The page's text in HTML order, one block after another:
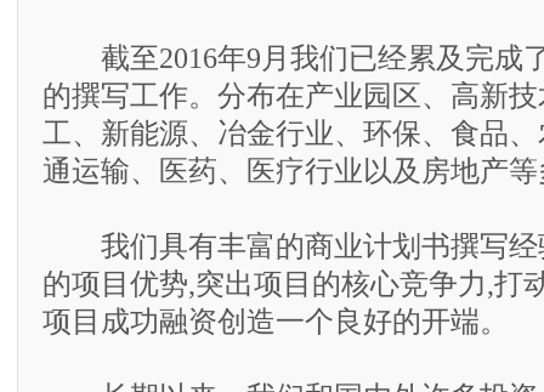
截至2016年9月我们已经累及完成
的撰写工作。分布在产业园区、高新
工、新能源、冶金行业、环保、食品
通运输、医药、医疗行业以及房地产
我们具有丰富的商业计划书撰写经
的项目优势,突出项目的核心竞争力,打
项目成功融资创造一个良好的开端。